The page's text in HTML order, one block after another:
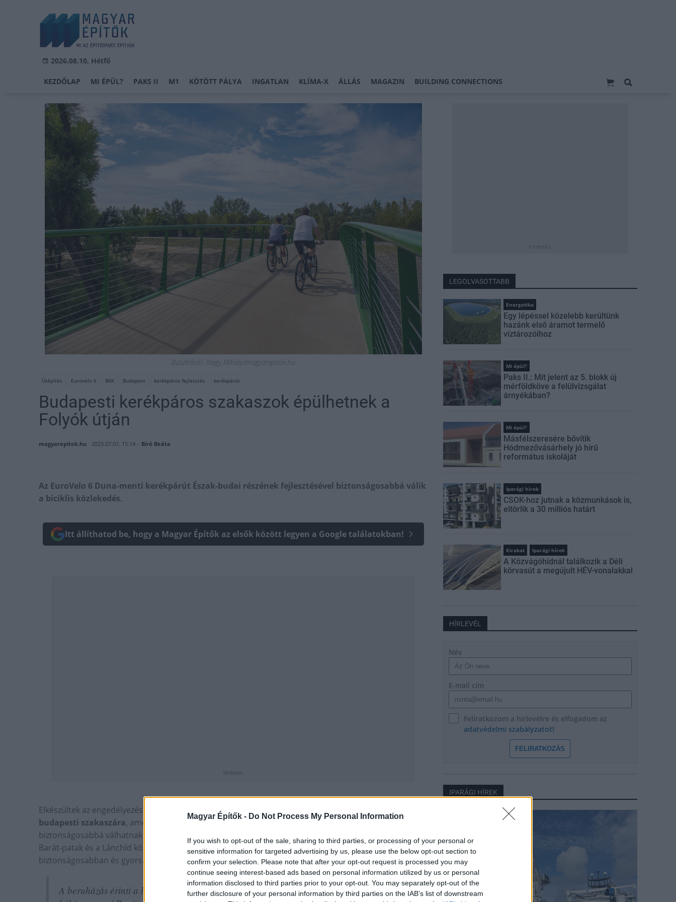
Magyar Építők - Do Not Process My Personal Information
If you wish to opt-out of the sale, sharing to third parties, or processing of your personal or
sensitive information for targeted advertising by us, please use the below opt-out section to
confirm your selection. Please note that after your opt-out request is processed you may
continue seeing interest-based ads based on personal information utilized by us or personal
information disclosed to third parties prior to your opt-out. You may separately opt-out of the
further disclosure of your personal information by third parties on the IAB’s list of downstream
2026.08.10, Hétfő
KEZDŐLAP MI ÉPÜL? PAKS II M1 KÖTÖTT PÁLYA INGATLAN KLÍMA-X ÁLLÁS MAGAZIN BUILDING CONNECTIONS
Illusztráció: Nagy Mihály/magyarepitok.hu
Útépítés Eurovelo 6 BKK Budapest kerékpáros fejlesztés kerékpárút
Budapesti kerékpáros szakaszok épülhetnek a
Folyók útján
magyarepitok.hu 2023.07.07. 15:14 - Bíró Beáta
Az EuroVelo 6 Duna-menti kerékpárút Észak-budai részének fejlesztésével biztonságosabbá válik
a biciklis közlekedés.
Itt állíthatod be, hogy a Magyar Építők az elsők között legyen a Google találatokban!
hirdetés
Elkészültek az engedélyezési tervek a
Folyók útja elnevezésű EuroVelo 6 kerékpáros útvonal
budapesti szakaszára, amely az egyik legforgalmasabb a fővárosban. A fejlesztéssel korszerűbbé és
biztonságosabbá válhatnak a Duna-menti kerékpárút I., II. és III. kerületi szakaszai, a békásmegyeri
Barát-patak és a Lánchíd között. Cél, hogy Budapest egyik legforgalmasabb kerékpáros útvonalán
biztonságosabban és gyorsabban lehessen haladni, ügyelve a gyalogosokra.
A beruházás érinti a budai oldalon a Bem rakpartot, Óbudát és Rómaifürdőt is. A
LEGOLVASOTTABB
Energetika
Egy lépéssel közelebb kerültünk
hazánk első áramot termelő
víztározóihoz
Mi épül?
Paks II.: Mit jelent az 5. blokk új
mérföldköve a felülvizsgálat
árnyékában?
Mi épül?
Másfélszeresére bővítik
Hódmezővásárhely jó hírű
református iskoláját
Iparági hírek
CSOK-hoz jutnak a közmunkások is,
eltörlik a 30 milliós határt
Kirakat Iparági hírek
A Közvágóhídnál találkozik a Déli
körvasút a megújult HÉV-vonalakkal
HÍRLEVÉL
Név
E-mail cím
Feliratkozom a hírlevélre és elfogadom az
adatvédelmi szabályzatot!
FELIRATKOZÁS
IPARÁGI HÍREK